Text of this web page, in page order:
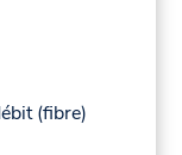
(fibre)